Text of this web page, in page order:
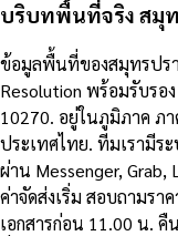
บริบทพื้นที่จริง สมุท
ข้อมูลพื้นที่ของสมุทรปรา
Resolution พร้อมรับรอ
10270. อยู่ในภูมิภาค ภา
ประเทศไทย. ทีมเรามีร
ผ่าน Messenger,
ค่าจัดส่งเริ่ม สอบถามร
เอกสารก่อน 11.00 น. คื